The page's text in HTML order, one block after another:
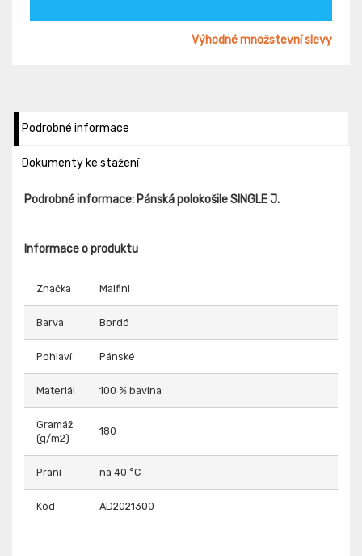
Výhodné množstevní slevy
Podrobné informace
Dokumenty ke stažení
Podrobné informace: Pánská polokošile SINGLE J.
Informace o produktu
Značka Malfini
Barva Bordó
Pohlaví Pánské
Materiál 100 % bavlna
Gramáž
(g/m2)
180
Praní na 40 °C
Kód AD2021300